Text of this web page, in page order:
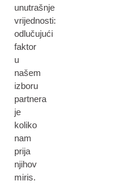
unutrašnje
vrijednosti:
odlučujući
faktor
u
našem
izboru
partnera
je
koliko
nam
prija
njihov
miris.